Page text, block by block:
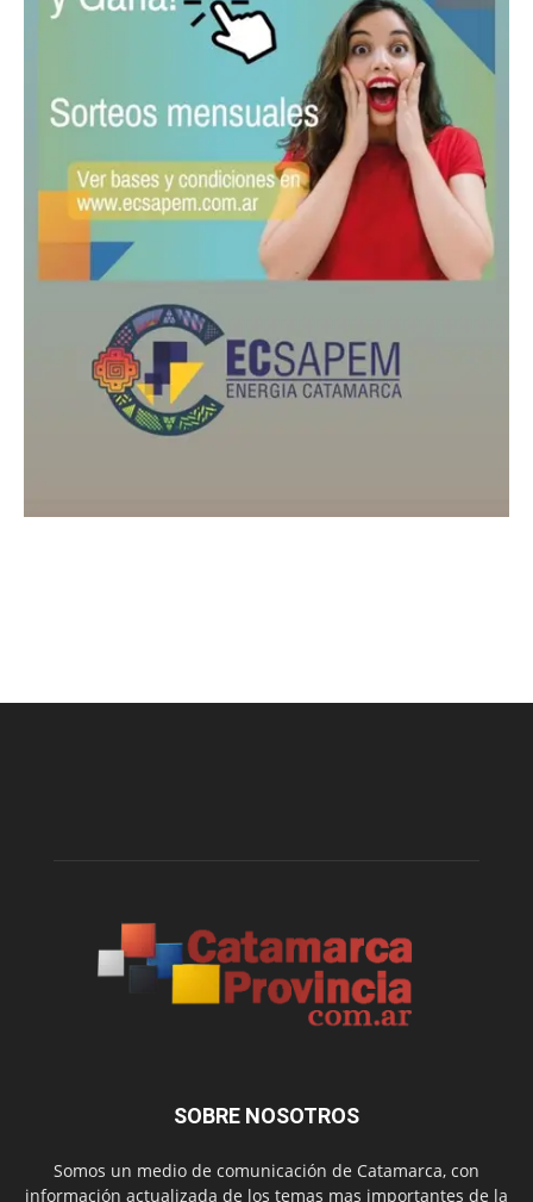
SOBRE NOSOTROS
Somos un medio de comunicación de Catamarca, con
información actualizada de los temas mas importantes de la